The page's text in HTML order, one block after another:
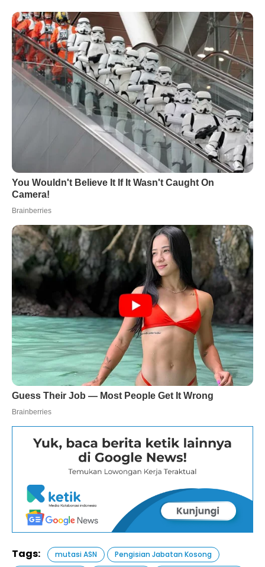
Tags: mutasi ASN
Pengisian Jabatan Kosong